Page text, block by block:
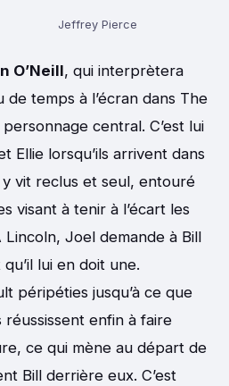
Jeffrey Pierce
O’Neill, qui interprètera
de temps à l’écran dans The
central. C’est lui
Ellie lorsqu’ils arrivent dans
y vit reclus et seul, entouré
visant à tenir à l’écart les
Joel demande à Bill
lui en doit une.
péripéties jusqu’à ce que
enfin à faire
ce qui mène au départ de
Bill derrière eux. C’est